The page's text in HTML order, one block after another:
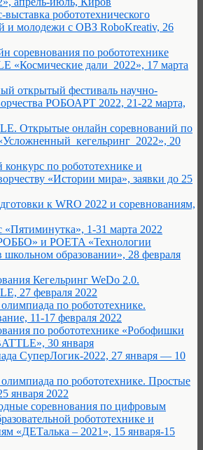
робототехнического
и молодежи с ОВЗ RoboKreativ, 26
соревнования по робототехнике
«Космические дали_2022», 17 марта
открытый фестиваль научно-
РОБОАРТ 2022, 21-22 марта,
Открытые онлайн соревнований по
20
по робототехнике и
«Истории мира», заявки до 25
к WRO 2022 и соревнованиям,
1-31 марта 2022
и POETA «Технологии
образовании», 28 февраля
Кегельринг WeDo 2.0.
27 февраля 2022
по робототехнике.
11-17 февраля 2022
по робототехнике «Робофишки
30 января
СуперЛогик-2022, 27 января — 10
по робототехнике. Простые
января 2022
соревнования по цифровым
робототехнике и
«ДЕТалька – 2021», 15 января-15